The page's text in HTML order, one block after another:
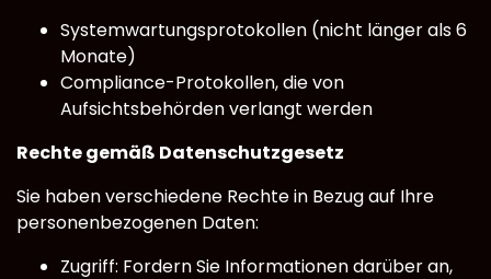
Systemwartungsprotokollen (nicht länger als 6
Monate)
Compliance-Protokollen, die von
Aufsichtsbehörden verlangt werden
Rechte gemäß Datenschutzgesetz
Sie haben verschiedene Rechte in Bezug auf Ihre
personenbezogenen Daten:
Zugriff: Fordern Sie Informationen darüber an,